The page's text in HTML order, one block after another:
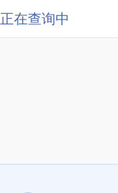
正在查询中